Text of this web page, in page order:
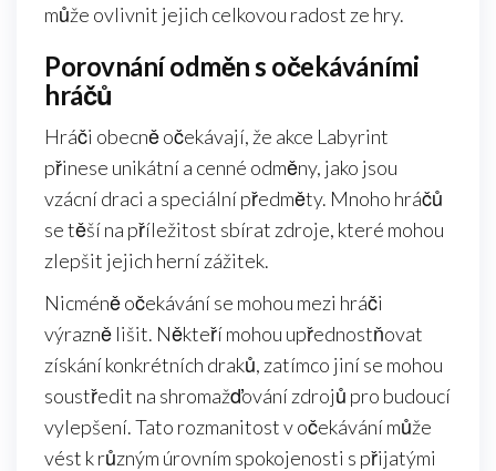
může ovlivnit jejich celkovou radost ze hry.
Porovnání odměn s očekáváními
hráčů
Hráči obecně očekávají, že akce Labyrint
přinese unikátní a cenné odměny, jako jsou
vzácní draci a speciální předměty. Mnoho hráčů
se těší na příležitost sbírat zdroje, které mohou
zlepšit jejich herní zážitek.
Nicméně očekávání se mohou mezi hráči
výrazně lišit. Někteří mohou upřednostňovat
získání konkrétních draků, zatímco jiní se mohou
soustředit na shromažďování zdrojů pro budoucí
vylepšení. Tato rozmanitost v očekávání může
vést k různým úrovním spokojenosti s přijatými